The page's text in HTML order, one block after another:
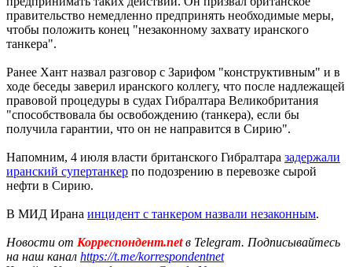
правительство немедленно предпринять необходимые меры,
чтобы положить конец "незаконному захвату иранского
танкера".
Ранее Хант назвал разговор с Зарифом "конструктивным" и в
ходе беседы заверил иранского коллегу, что после надлежащей
правовой процедуры в судах Гибралтара Великобритания
"способствовала бы освобождению (танкера), если бы
получила гарантии, что он не направится в Сирию".
Напомним, 4 июля власти британского Гибралтара задержали
иранский супертанкер по подозрению в перевозке сырой
нефти в Сирию.
В МИД Ирана инцидент с танкером назвали незаконным.
Новости от Корреспондент.netв Telegram. Подписывайтесь
на наш канал https://t.me/korrespondentnet